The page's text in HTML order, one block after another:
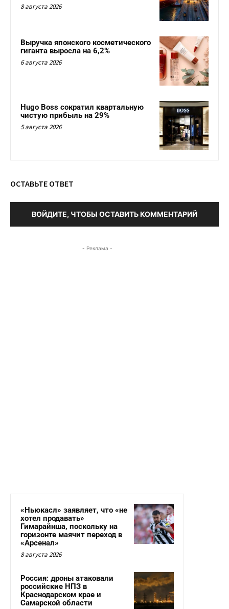
8 августа 2026
Выручка японского косметического
гиганта выросла на 6,2%
6 августа 2026
Hugo Boss сократил квартальную
чистую прибыль на 29%
5 августа 2026
ОСТАВЬТЕ ОТВЕТ
ВОЙДИТЕ, ЧТОБЫ ОСТАВИТЬ КОММЕНТАРИЙ
- Реклама -
«Ньюкасл» заявляет, что «не
хотел продавать»
Гимарайнша, поскольку на
горизонте маячит переход в
«Арсенал»
8 августа 2026
Россия: дроны атаковали
российские НПЗ в
Краснодарском крае и
Самарской области